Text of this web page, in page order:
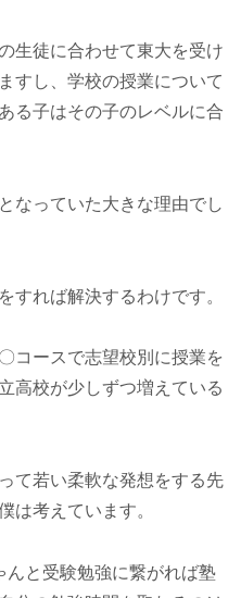
生徒に合わせて東大を受け
すし、学校の授業について
る子はその子のレベルに合
なっていた大きな理由でし
すれば解決するわけです。
コースで志望校別に授業を
高校が少しずつ増えている
て若い柔軟な発想をする先
は考えています。
と受験勉強に繋がれば塾